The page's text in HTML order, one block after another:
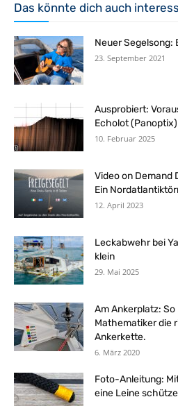
Das könnte dich auch
Neuer Segelsong:
23. September 2021
Ausprobiert:
Echolot (Panoptix)
10. Februar 2025
Video on Demand
Ein
12. April 2023
Leckabwehr bei
klein
29. Mai 2025
Am Ankerplatz:
Mathematiker die
Ankerkette.
6. März 2020
Foto-Anleitung:
eine Leine